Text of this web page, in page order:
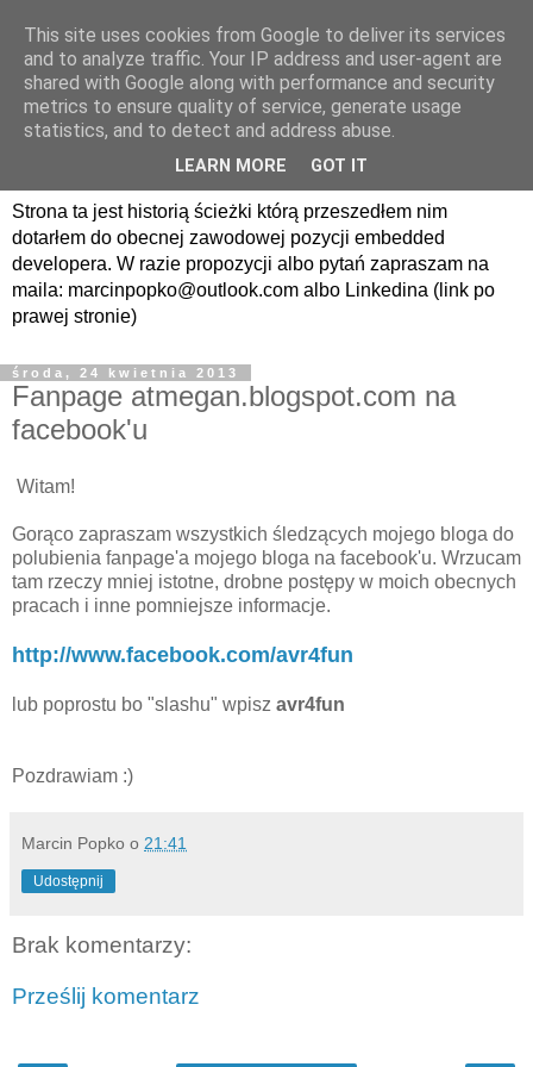
avrland.it - nic co
nerdowskie nie jest mi
Strona ta jest historią ścieżki którą przeszedłem nim
dotarłem do obecnej zawodowej pozycji embedded
developera. W razie propozycji albo pytań zapraszam na
maila: marcinpopko@outlook.com albo Linkedina (link po
prawej stronie)
środa, 24 kwietnia 2013
Fanpage atmegan.blogspot.com na
facebook'u
Witam!
Gorąco zapraszam wszystkich śledzących mojego bloga do
polubienia fanpage'a mojego bloga na facebook'u. Wrzucam
tam rzeczy mniej istotne, drobne postępy w moich obecnych
pracach i inne pomniejsze informacje.
http://www.facebook.com/avr4fun
lub poprostu bo "slashu" wpisz avr4fun
Pozdrawiam :)
Marcin Popko o 21:41
Udostępnij
Brak komentarzy:
Prześlij komentarz
This site uses cookies from Google to deliver its services
and to analyze traffic. Your IP address and user-agent are
shared with Google along with performance and security
metrics to ensure quality of service, generate usage
statistics, and to detect and address abuse.
LEARN MORE GOT IT